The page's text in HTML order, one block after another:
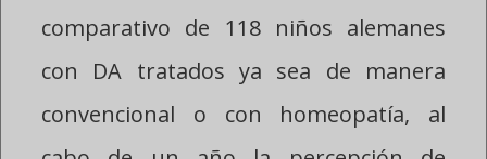
comparativo de 118 niños alemanes
con DA tratados ya sea de manera
convencional o con homeopatía, al